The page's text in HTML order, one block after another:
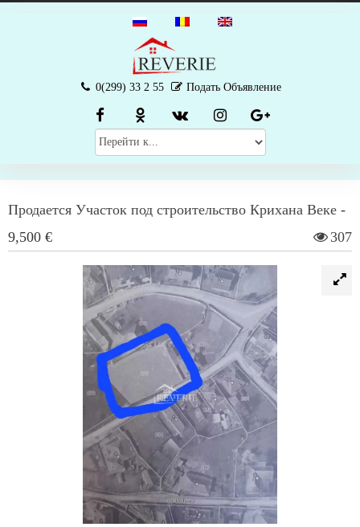
0(299) 33 2 55 Подать Объявление
Продается Участок под строительство Крихана Веке -
9,500 €
307